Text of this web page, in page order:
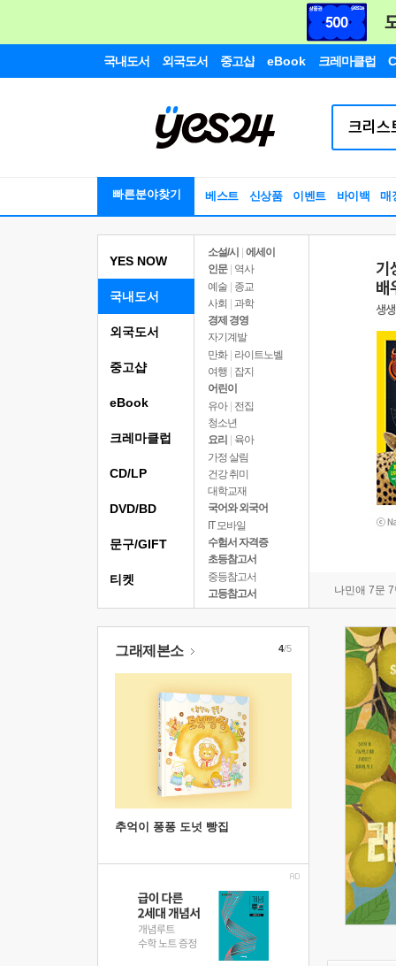
국내도서 외국도서 중고샵 eBook 크레마클럽
빠른분야찾기 베스트 신상품 이벤트 바이백 매
YES NOW
국내도서
소설/시
에세이
인문
역사
예술 | 종교
사회 | 과학
경제 경영
자기계발
만화 | 라이트노벨
여행
잡지
어린이
유아 | 전집
청소년
요리
육아
가정 살림
건강 취미
대학교재
국어와 외국어
IT 모바일
수험서 자격증
초등참고서
중등참고서
고등참고서
나민애 7문
외국도서
중고샵
eBook
크레마클럽
CD/LP
DVD/BD
문구/GIFT
티켓
그래제본소
추억이 퐁퐁 도넛 빵집
4/5